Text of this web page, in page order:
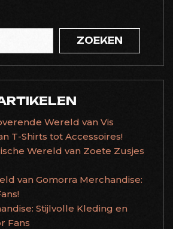
ZOEKEN
Wereld van Vis
T-Shirts tot Accessoires!
Wereld van Zoete Zusjes
van Gomorra Merchandise:
Stijlvolle Kleding en
Fans